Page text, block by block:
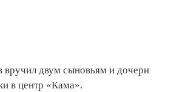
двум сыновьям и дочери
в центр «Кама».